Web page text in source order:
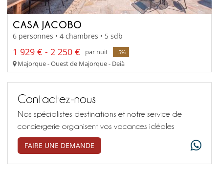
CASA JACOBO
6 personnes • 4 chambres • 5 sdb
1 929 € - 2 250 € par nuit -5%
Majorque - Ouest de Majorque - Deià
Contactez-nous
Nos spécialistes destinations et notre service de
conciergerie organisent vos vacances idéales
FAIRE UNE DEMANDE